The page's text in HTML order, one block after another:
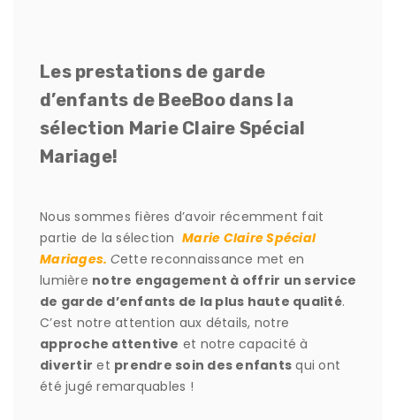
Les prestations de garde
d’enfants de BeeBoo dans la
sélection Marie Claire Spécial
Mariage!
Nous sommes fières d’avoir récemment fait
partie de la sélection Marie Claire Spécial
Mariages. Cette reconnaissance met en
lumière notre engagement à offrir un service
de garde d’enfants de la plus haute qualité.
C’est notre attention aux détails, notre
approche attentive et notre capacité à
divertir et prendre soin des enfants qui ont
été jugé remarquables !